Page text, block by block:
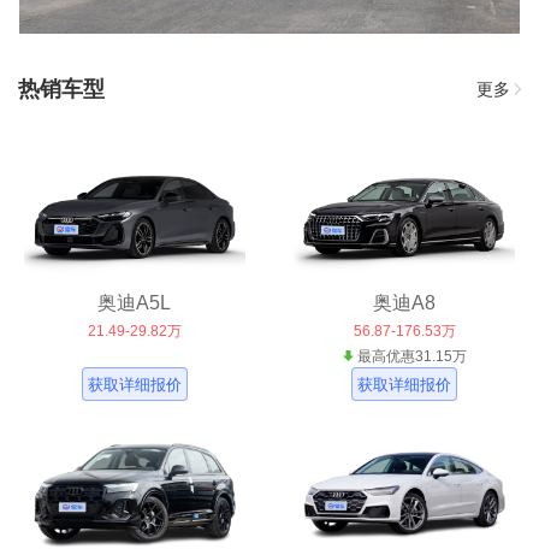
热销车型 更多
奥迪A5L
21.49-29.82万
获取详细报价
奥迪A8
56.87-176.53万
最高优惠31.15万
获取详细报价